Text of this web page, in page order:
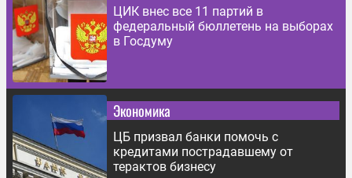
ЦИК внес все 11 партий в
федеральный бюллетень на выборах
в Госдуму
Экономика
ЦБ призвал банки помочь с
кредитами пострадавшему от
терактов бизнесу